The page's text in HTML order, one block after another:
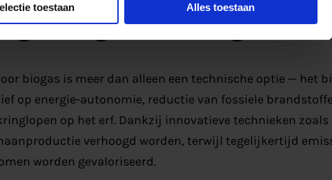
toestaan Alles toestaan
voor biogas
biogas is meer dan alleen een technische optie — het
op energie-autonomie, reductie van fossiele
op het erf. Dankzij innovatieve technieken zoals
verhoogd worden, terwijl tegelijkertijd
worden gevaloriseerd.